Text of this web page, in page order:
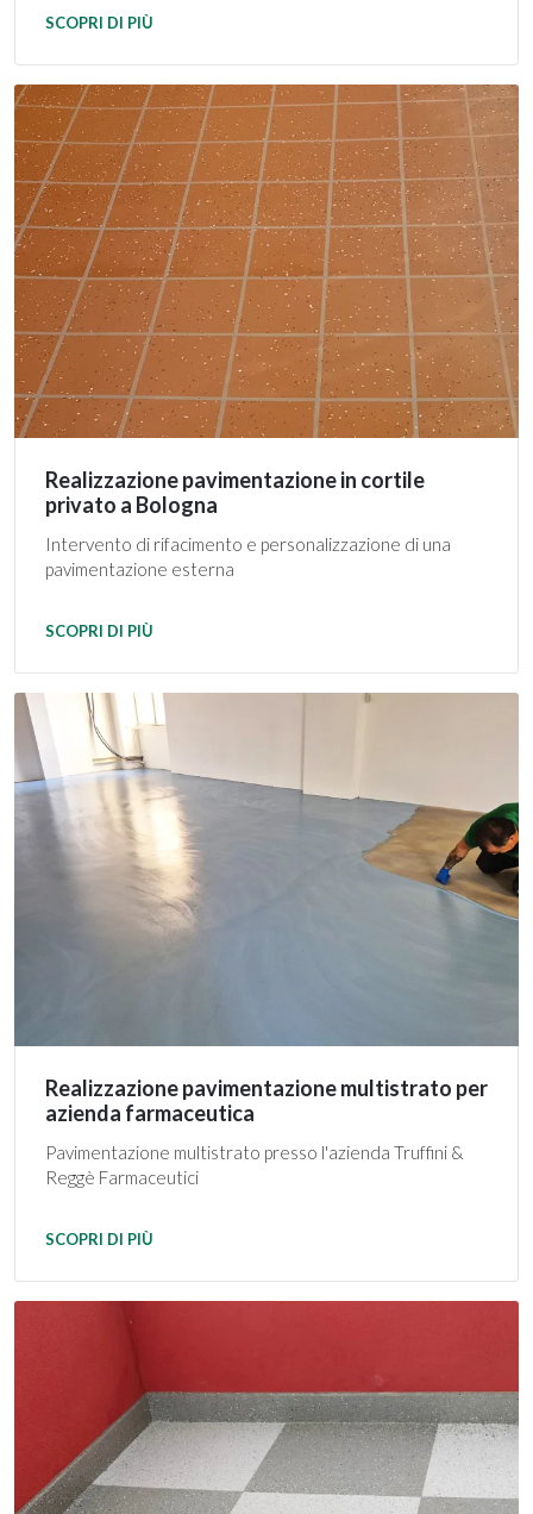
SCOPRI DI PIÙ
Realizzazione pavimentazione in cortile
privato a Bologna
Intervento di rifacimento e personalizzazione di una
pavimentazione esterna
SCOPRI DI PIÙ
Realizzazione pavimentazione multistrato per
azienda farmaceutica
Pavimentazione multistrato presso l'azienda Truffini &
Reggè Farmaceutici
SCOPRI DI PIÙ